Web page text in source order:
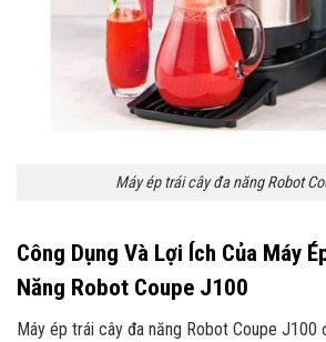
Máy ép trái cây đa năng Robot
Công Dụng Và Lợi Ích Của Máy
Năng Robot Coupe J100
Máy ép trái cây đa năng Robot Coupe